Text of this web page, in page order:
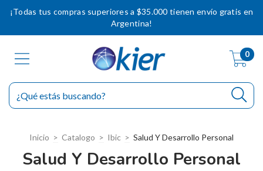
¡Todas tus compras superiores a $35.000 tienen envío gratis en
Argentina!
0
Inicio > Catalogo > Ibic > Salud Y Desarrollo Personal
Salud Y Desarrollo Personal